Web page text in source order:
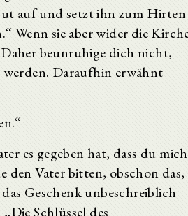
auf und setzt ihn zum Hirten
Wenn sie aber wider die
beunruhige dich nicht,
Daraufhin erwähnt
es gegeben hat, dass du mich
den Vater bitten, obschon das,
Geschenk unbeschreiblich
Schlüssel des